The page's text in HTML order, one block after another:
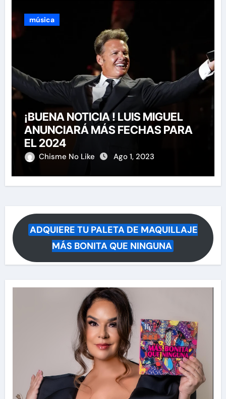
música
¡BUENA NOTICIA ! LUIS MIGUEL
ANUNCIARÁ MÁS FECHAS PARA
EL 2024
Chisme No Like Ago 1, 2023
ADQUIERE TU PALETA DE MAQUILLAJE
MÁS BONITA QUE NINGUNA